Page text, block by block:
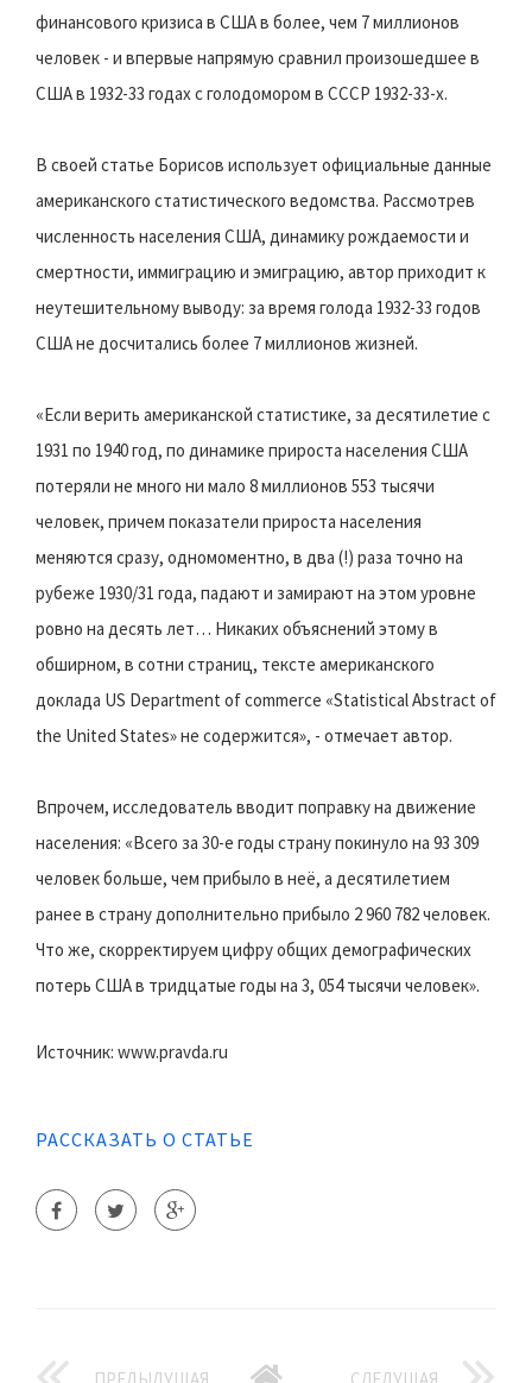
финансового кризиса в США в более, чем 7 миллионов
человек - и впервые напрямую сравнил произошедшее в
США в 1932-33 годах с голодомором в СССР 1932-33-х.
В своей статье Борисов использует официальные данные
американского статистического ведомства. Рассмотрев
численность населения США, динамику рождаемости и
смертности, иммиграцию и эмиграцию, автор приходит к
неутешительному выводу: за время голода 1932-33 годов
США не досчитались более 7 миллионов жизней.
«Если верить американской статистике, за десятилетие с
1931 по 1940 год, по динамике прироста населения США
потеряли не много ни мало 8 миллионов 553 тысячи
человек, причем показатели прироста населения
меняются сразу, одномоментно, в два (!) раза точно на
рубеже 1930/31 года, падают и замирают на этом уровне
ровно на десять лет… Никаких объяснений этому в
обширном, в сотни страниц, тексте американского
доклада US Department of commerce «Statistical Abstract of
the United States» не содержится», - отмечает автор.
Впрочем, исследователь вводит поправку на движение
населения: «Всего за 30-е годы страну покинуло на 93 309
человек больше, чем прибыло в неё, а десятилетием
ранее в страну дополнительно прибыло 2 960 782 человек.
Что же, скорректируем цифру общих демографических
потерь США в тридцатые годы на 3, 054 тысячи человек».
Источник: www.pravda.ru
РАССКАЗАТЬ О СТАТЬЕ